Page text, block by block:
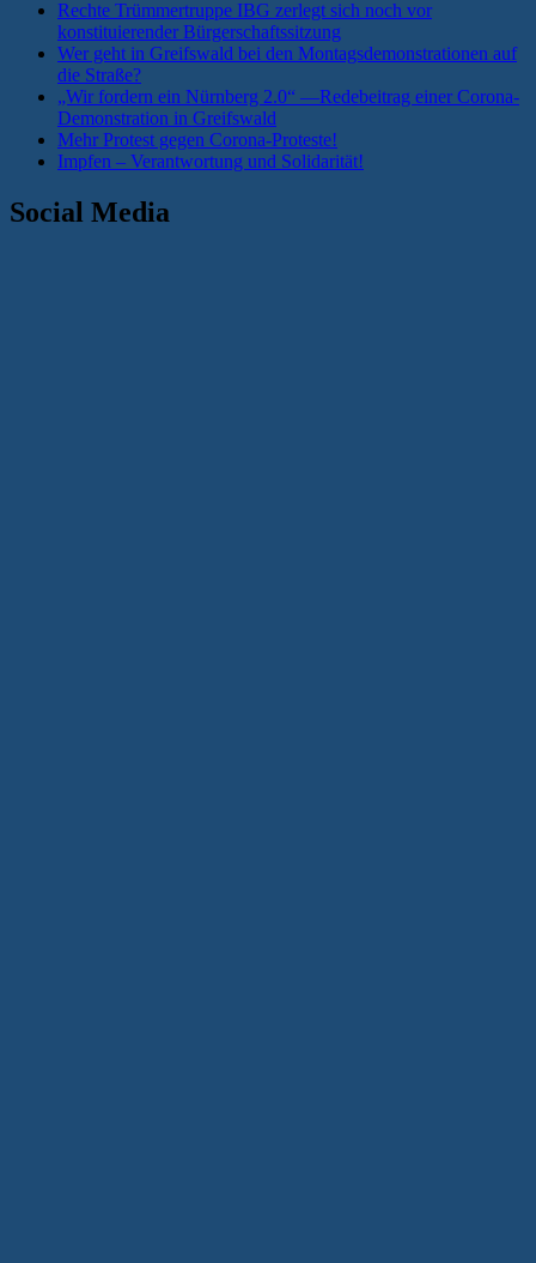
Rechte Trümmertruppe IBG zerlegt sich noch vor
konstituierender Bürgerschaftssitzung
Wer geht in Greifswald bei den Montagsdemonstrationen auf
die Straße?
„Wir fordern ein Nürnberg 2.0“ —Redebeitrag einer Corona-
Demonstration in Greifswald
Mehr Protest gegen Corona-Proteste!
Impfen – Verantwortung und Solidarität!
Social Media